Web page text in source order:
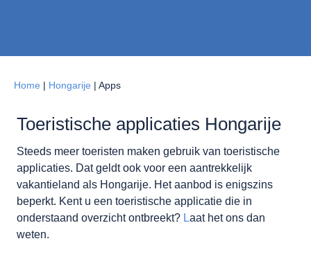
Home | Hongarije | Apps
Toeristische applicaties Hongarije
Steeds meer toeristen maken gebruik van toeristische
applicaties. Dat geldt ook voor een aantrekkelijk
vakantieland als Hongarije. Het aanbod is enigszins
beperkt. Kent u een toeristische applicatie die in
onderstaand overzicht ontbreekt? Laat het ons dan
weten.